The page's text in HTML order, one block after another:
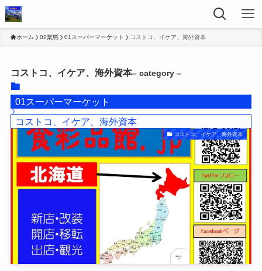
ホーム 02業態 01スーパーマーケット コストコ、イケア、海外資本
コストコ、イケア、海外資本– category –
01スーパーマーケット
コストコ、イケア、海外資本
コストコ、イケア、海外資本